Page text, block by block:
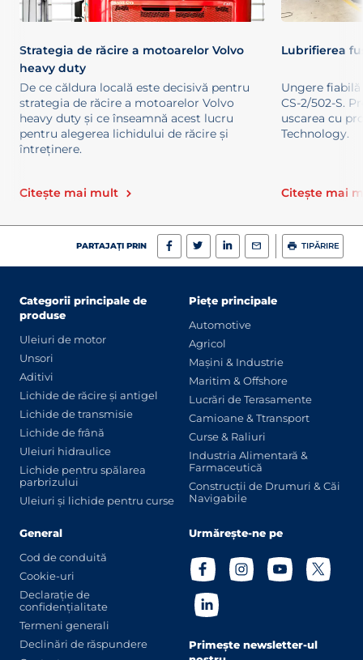
Strategia de răcire a motoarelor Volvo
heavy duty
De ce căldura locală este decisivă pentru
strategia de răcire a motoarelor Volvo
heavy duty și ce înseamnă acest lucru
pentru alegerea lichidului de răcire și
întreținere.
Citește mai mult
Lubrifierea
Ungere
CS-2/502-S.
uscarea cu
Technology.
Citește mai
PARTAJAȚI PRIN TIPĂRIRE
Categorii principale de
produse
Uleiuri de motor
Unsori
Aditivi
Lichide de răcire și antigel
Lichide de transmisie
Lichide de frână
Uleiuri hidraulice
Lichide pentru spălarea
parbrizului
Uleiuri și lichide pentru curse
Piețe principale
Automotive
Agricol
Mașini & Industrie
Maritim & Offshore
Lucrări de Terasamente
Camioane & Ttransport
Curse & Raliuri
Industria Alimentară &
Farmaceutică
Construcții de Drumuri & Căi
Navigabile
General
Cod de conduită
Cookie-uri
Declarație de
confidențialitate
Termeni generali
Declinări de răspundere
Urmărește-ne pe
Primește newsletter-ul